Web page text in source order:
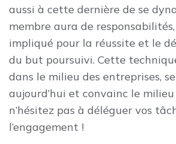
aussi à cette dernière de se
membre aura de
impliqué pour la réussite et le
du but poursuivi. Cette
dans le milieu des entreprises,
aujourd’hui et convainc le
n’hésitez pas à déléguer vos
l’engagement !